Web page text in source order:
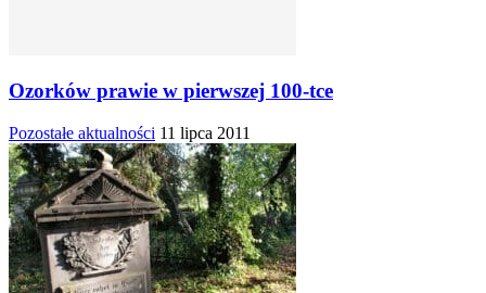
Ozorków prawie w pierwszej 100-tce
Pozostałe aktualności 11 lipca 2011